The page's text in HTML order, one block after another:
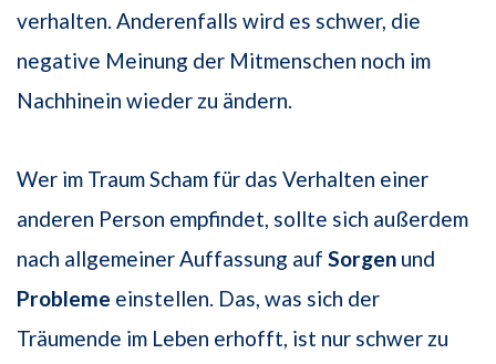
verhalten. Anderenfalls wird es schwer, die
negative Meinung der Mitmenschen noch im
Nachhinein wieder zu ändern.
Wer im Traum Scham für das Verhalten einer
anderen Person empfindet, sollte sich außerdem
nach allgemeiner Auffassung auf Sorgen und
Probleme einstellen. Das, was sich der
Träumende im Leben erhofft, ist nur schwer zu